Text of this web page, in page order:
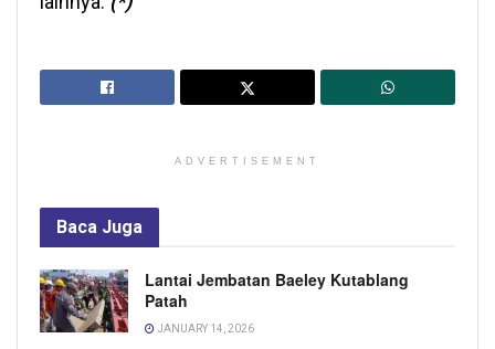
ADVERTISEMENT
Baca Juga
Lantai Jembatan Baeley Kutablang
Patah
JANUARY 14, 2026